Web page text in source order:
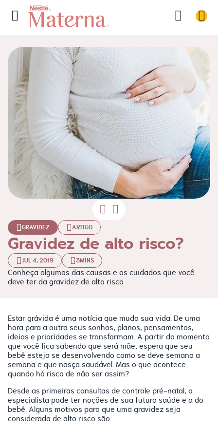
GRAVIDEZ ARTIGO
Gravidez de alto risco?
JUL 4, 2019 3MINS
Conheça algumas das causas e os cuidados que você
deve ter da gravidez de alto risco
Estar grávida é uma notícia que muda sua vida. De uma
hora para a outra seus sonhos, planos, pensamentos,
ideias e prioridades se transformam. A partir do momento
que você fica sabendo que será mãe, espera que seu
bebê esteja se desenvolvendo como se deve semana a
semana e que nasça saudável. Mas o que acontece
quando há risco de não ser assim?
Desde as primeiras consultas de controle pré-natal, o
especialista pode ter noções de sua futura saúde e a do
bebê. Alguns motivos para que uma gravidez seja
considerada de alto risco são: